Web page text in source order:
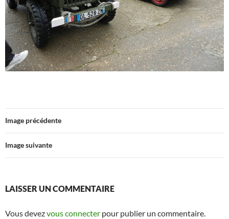
Image précédente
Image suivante
LAISSER UN COMMENTAIRE
Vous devezvous connecter pour publier un commentaire.